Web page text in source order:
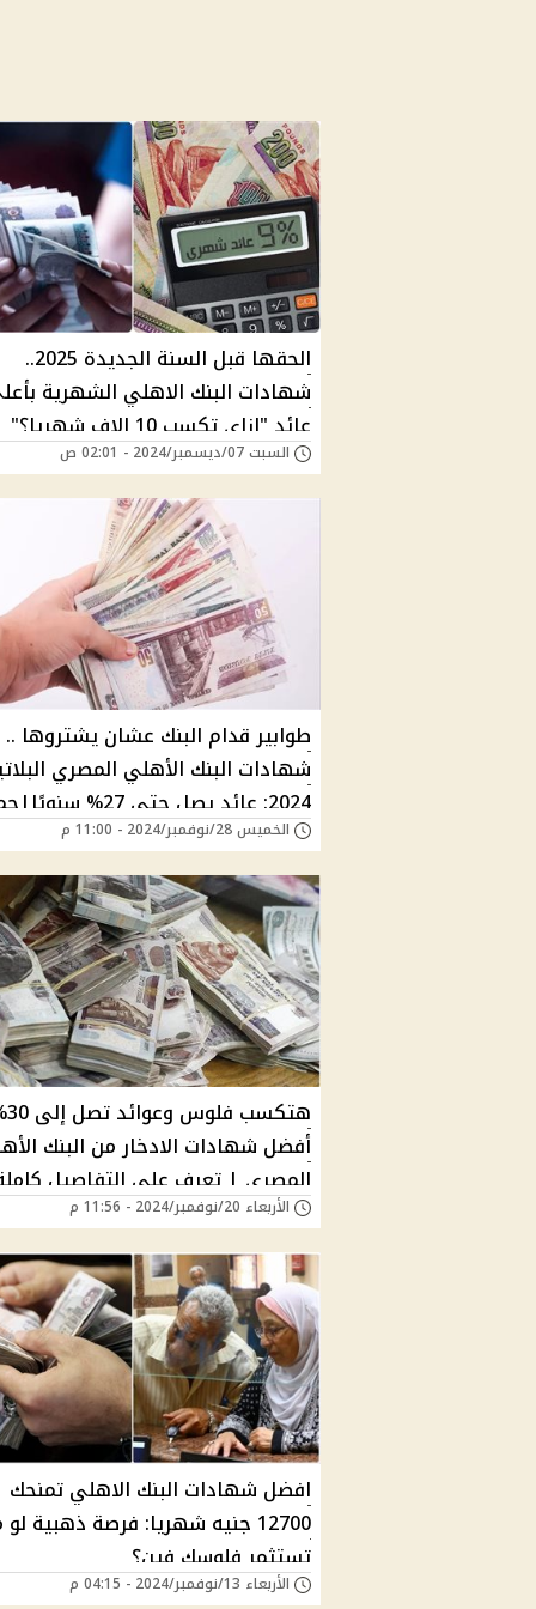
الحقها قبل السنة الجديدة 2025..
شهادات البنك الاهلي الشهرية
عائد "ازاي تكسب 10 الاف شهريا؟"
السبت 07/ديسمبر/2024 - 02:01 ص
طوابير قدام البنك عشان يشتروها ..
شهادات البنك الأهلي المصري
2024: عائد يصل حتى 27%
التفاصيل والمزايا
الخميس 28/نوفمبر/2024 - 11:00 م
أفضل شهادات الادخار من البنك
المصري | تعرف على التفاصيل
اجتماع المركزي
الأربعاء 20/نوفمبر/2024 - 11:56 م
افضل شهادات البنك الاهلي تمنحك
12700 جنيه شهريا: فرصة ذهبية
تستثمر فلوسك فين؟
الأربعاء 13/نوفمبر/2024 - 04:15 م